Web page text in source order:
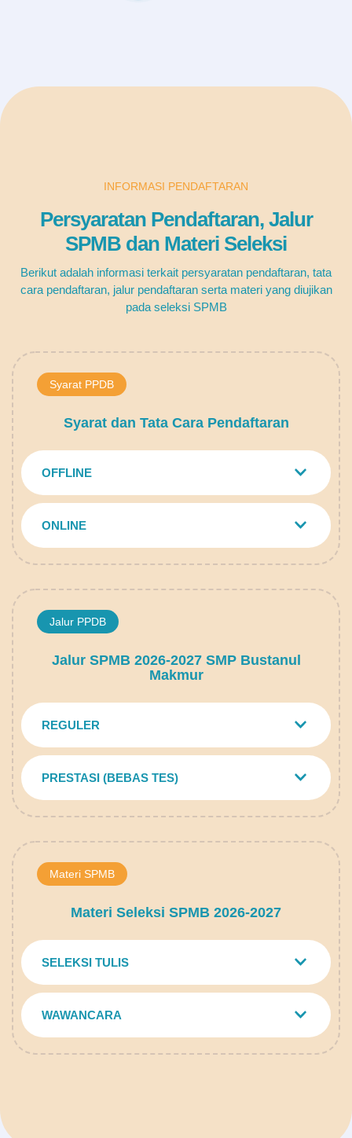
INFORMASI PENDAFTARAN
Persyaratan Pendaftaran, Jalur
SPMB dan Materi Seleksi
Berikut adalah informasi terkait persyaratan pendaftaran, tata
cara pendaftaran, jalur pendaftaran serta materi yang diujikan
pada seleksi SPMB
Syarat PPDB
Syarat dan Tata Cara Pendaftaran
OFFLINE
ONLINE
Jalur PPDB
Jalur SPMB 2026-2027 SMP Bustanul
Makmur
REGULER
PRESTASI (BEBAS TES)
Materi SPMB
Materi Seleksi SPMB 2026-2027
SELEKSI TULIS
WAWANCARA